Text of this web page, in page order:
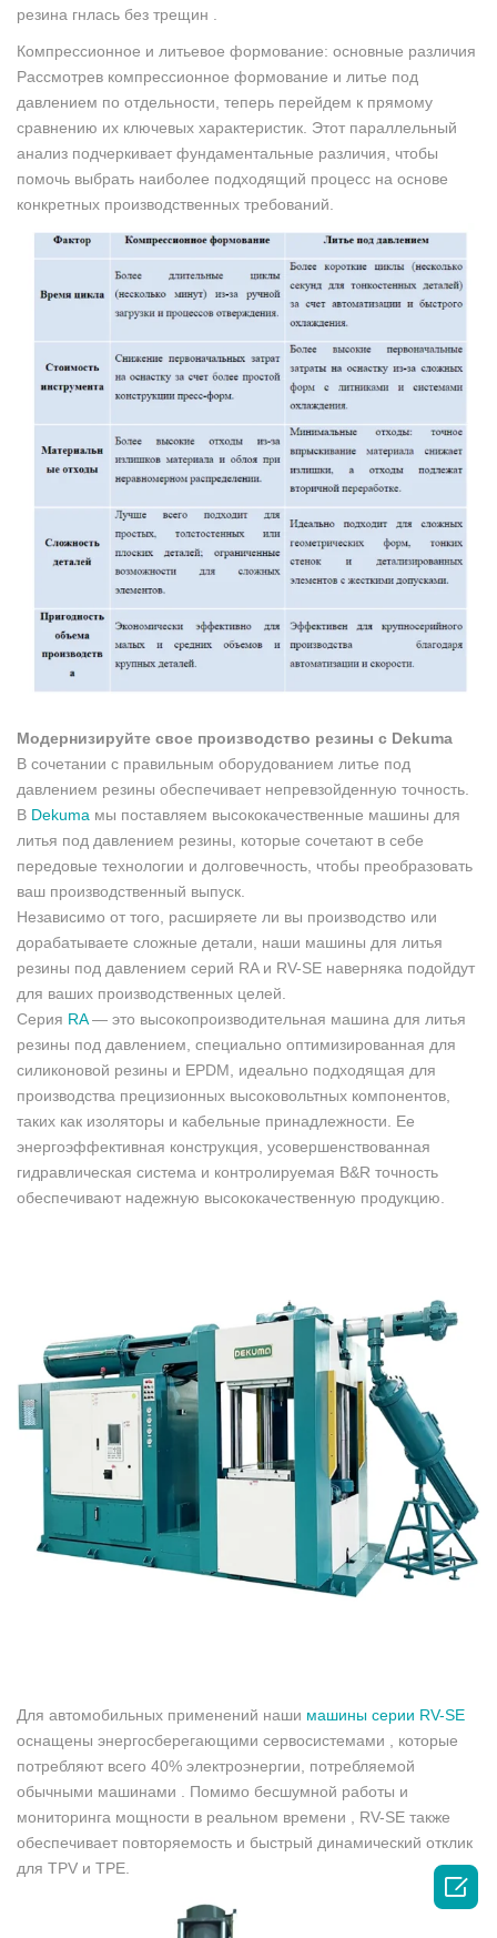
резина гнлась без трещин .
Компрессионное и литьевое формование: основные различия
Рассмотрев компрессионное формование и литье под
давлением по отдельности, теперь перейдем к прямому
сравнению их ключевых характеристик. Этот параллельный
анализ подчеркивает фундаментальные различия, чтобы
помочь выбрать наиболее подходящий процесс на основе
конкретных производственных требований.
Модернизируйте свое производство резины с Dekuma
В сочетании с правильным оборудованием литье под
давлением резины обеспечивает непревзойденную точность.
В Dekuma мы поставляем высококачественные машины для
литья под давлением резины, которые сочетают в себе
передовые технологии и долговечность, чтобы преобразовать
ваш производственный выпуск.
Независимо от того, расширяете ли вы производство или
дорабатываете сложные детали, наши машины для литья
резины под давлением серий RA и RV-SE наверняка подойдут
для ваших производственных целей.
Серия RA— это высокопроизводительная машина для литья
резины под давлением, специально оптимизированная для
силиконовой резины и EPDM, идеально подходящая для
производства прецизионных высоковольтных компонентов,
таких как изоляторы и кабельные принадлежности. Ее
энергоэффективная конструкция, усовершенствованная
гидравлическая система и контролируемая B&R точность
обеспечивают надежную высококачественную продукцию.
Для автомобильных применений наши машины серии RV-SE
оснащены энергосберегающими сервосистемами , которые
потребляют всего 40% электроэнергии, потребляемой
обычными машинами . Помимо бесшумной работы и
мониторинга мощности в реальном времени , RV-SE также
обеспечивает повторяемость и быстрый динамический отклик
для TPV и TPE.
